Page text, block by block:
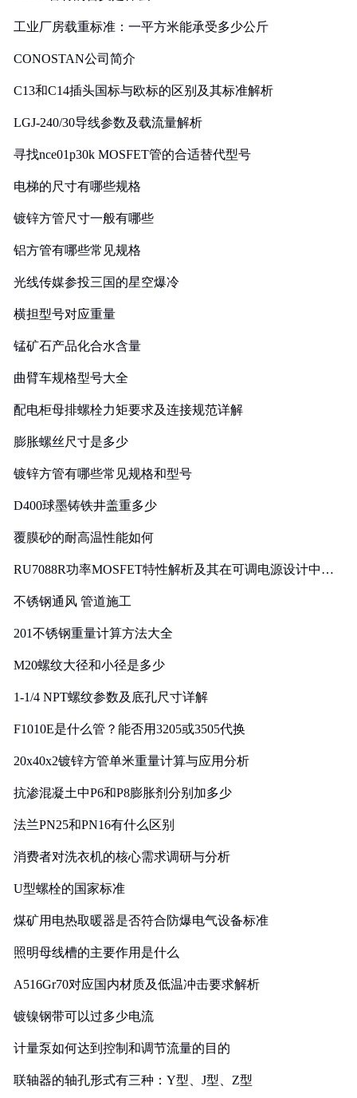
工业厂房载重标准：一平方米能承受多少公斤
CONOSTAN公司简介
C13和C14插头国标与欧标的区别及其标准解析
LGJ-240/30导线参数及载流量解析
寻找nce01p30k MOSFET管的合适替代型号
电梯的尺寸有哪些规格
镀锌方管尺寸一般有哪些
铝方管有哪些常见规格
光线传媒参投三国的星空爆冷
横担型号对应重量
锰矿石产品化合水含量
曲臂车规格型号大全
配电柜母排螺栓力矩要求及连接规范详解
膨胀螺丝尺寸是多少
镀锌方管有哪些常见规格和型号
D400球墨铸铁井盖重多少
覆膜砂的耐高温性能如何
RU7088R功率MOSFET特性解析及其在可调电源设计中的
不锈钢通风 管道施工
201不锈钢重量计算方法大全
M20螺纹大径和小径是多少
1-1/4 NPT螺纹参数及底孔尺寸详解
F1010E是什么管？能否用3205或3505代换
20x40x2镀锌方管单米重量计算与应用分析
抗渗混凝土中P6和P8膨胀剂分别加多少
法兰PN25和PN16有什么区别
消费者对洗衣机的核心需求调研与分析
U型螺栓的国家标准
煤矿用电热取暖器是否符合防爆电气设备标准
照明母线槽的主要作用是什么
A516Gr70对应国内材质及低温冲击要求解析
镀镍钢带可以过多少电流
计量泵如何达到控制和调节流量的目的
联轴器的轴孔形式有三种：Y型、J型、Z型